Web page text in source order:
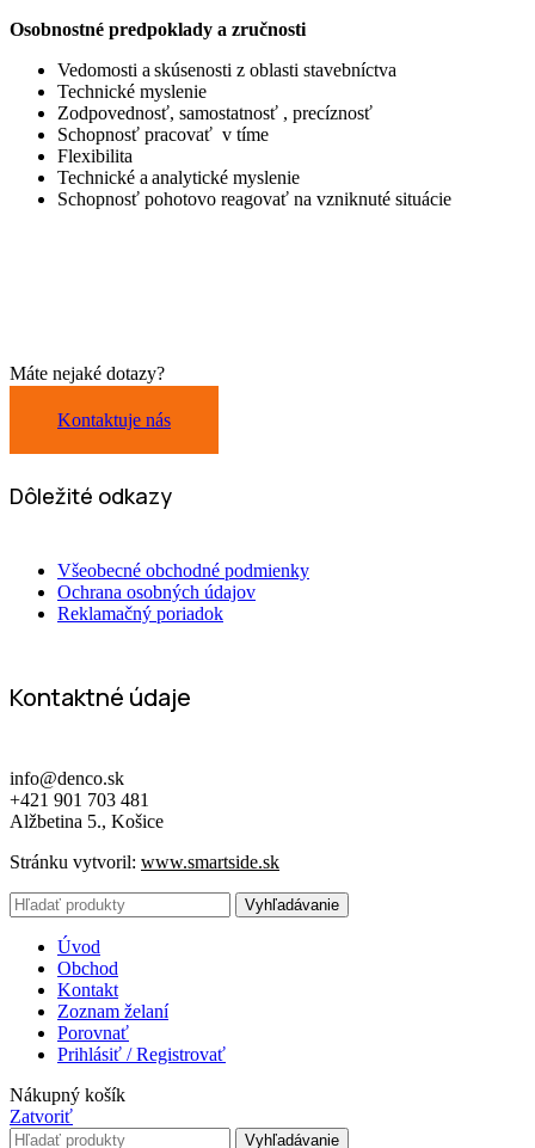
Osobnostné predpoklady a zručnosti
Vedomosti a skúsenosti z oblasti stavebníctva
Technické myslenie
Zodpovednosť, samostatnosť , precíznosť
Schopnosť pracovať v tíme
Flexibilita
Technické a analytické myslenie
Schopnosť pohotovo reagovať na vzniknuté situácie
Máte nejaké dotazy?
Kontaktuje nás
Dôležité odkazy
Všeobecné obchodné podmienky
Ochrana osobných údajov
Reklamačný poriadok
Kontaktné údaje
info@denco.sk
+421 901 703 481
Alžbetina 5., Košice
Stránku vytvoril: www.smartside.sk
Vyhľadávanie
Úvod
Obchod
Kontakt
Zoznam želaní
Porovnať
Prihlásiť / Registrovať
Nákupný košík
Zatvoriť
Vyhľadávanie